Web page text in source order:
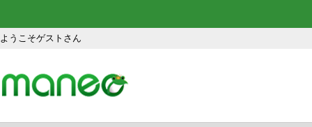
ようこそゲストさん